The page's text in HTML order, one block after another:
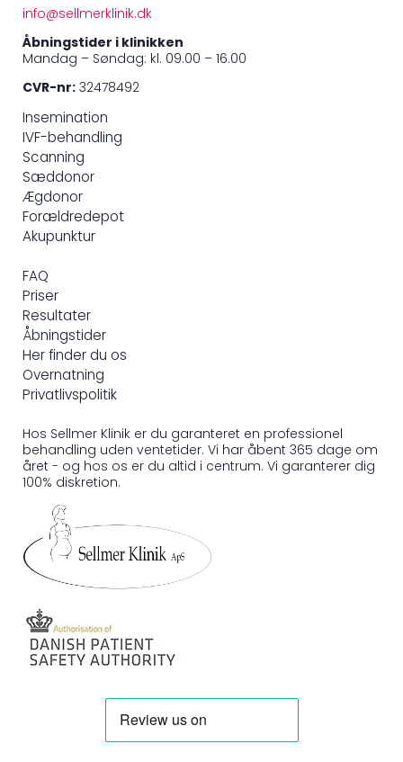
info@sellmerklinik.dk
Åbningstider i klinikken
Mandag – Søndag: kl. 09.00 – 16.00
CVR-nr: 32478492
Insemination
IVF-behandling
Scanning
Sæddonor
Ægdonor
Forældredepot
Akupunktur
FAQ
Priser
Resultater
Åbningstider
Her finder du os
Overnatning
Privatlivspolitik
Hos Sellmer Klinik er du garanteret en professionel
behandling uden ventetider. Vi har åbent 365 dage om
året - og hos os er du altid i centrum. Vi garanterer dig
100% diskretion.